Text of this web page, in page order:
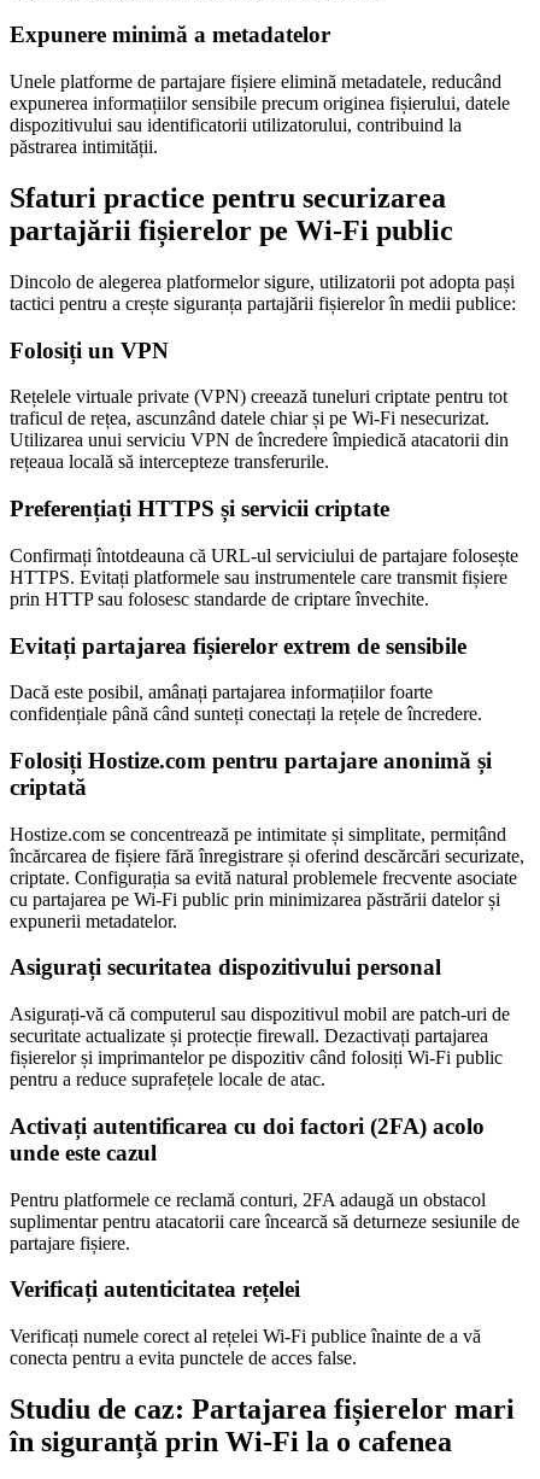
Expunere minimă a metadatelor
Unele platforme de partajare fișiere elimină metadatele, reducând
expunerea informațiilor sensibile precum originea fișierului, datele
dispozitivului sau identificatorii utilizatorului, contribuind la
păstrarea intimității.
Sfaturi practice pentru securizarea
partajării fișierelor pe Wi-Fi public
Dincolo de alegerea platformelor sigure, utilizatorii pot adopta pași
tactici pentru a crește siguranța partajării fișierelor în medii publice:
Folosiți un VPN
Rețelele virtuale private (VPN) creează tuneluri criptate pentru tot
traficul de rețea, ascunzând datele chiar și pe Wi-Fi nesecurizat.
Utilizarea unui serviciu VPN de încredere împiedică atacatorii din
rețeaua locală să intercepteze transferurile.
Preferențiați HTTPS și servicii criptate
Confirmați întotdeauna că URL-ul serviciului de partajare folosește
HTTPS. Evitați platformele sau instrumentele care transmit fișiere
prin HTTP sau folosesc standarde de criptare învechite.
Evitați partajarea fișierelor extrem de sensibile
Dacă este posibil, amânați partajarea informațiilor foarte
confidențiale până când sunteți conectați la rețele de încredere.
Folosiți Hostize.com pentru partajare anonimă și
criptată
Hostize.com se concentrează pe intimitate și simplitate, permițând
încărcarea de fișiere fără înregistrare și oferind descărcări securizate,
criptate. Configurația sa evită natural problemele frecvente asociate
cu partajarea pe Wi-Fi public prin minimizarea păstrării datelor și
expunerii metadatelor.
Asigurați securitatea dispozitivului personal
Asigurați-vă că computerul sau dispozitivul mobil are patch-uri de
securitate actualizate și protecție firewall. Dezactivați partajarea
fișierelor și imprimantelor pe dispozitiv când folosiți Wi-Fi public
pentru a reduce suprafețele locale de atac.
Activați autentificarea cu doi factori (2FA) acolo
unde este cazul
Pentru platformele ce reclamă conturi, 2FA adaugă un obstacol
suplimentar pentru atacatorii care încearcă să deturneze sesiunile de
partajare fișiere.
Verificați autenticitatea rețelei
Verificați numele corect al rețelei Wi-Fi publice înainte de a vă
conecta pentru a evita punctele de acces false.
Studiu de caz: Partajarea fișierelor mari
în siguranță prin Wi-Fi la o cafenea